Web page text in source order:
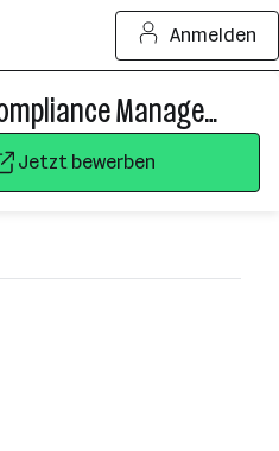
Anmelden
Governance, Risk & Compliance Manager (m/w/d)
Jetzt bewerben